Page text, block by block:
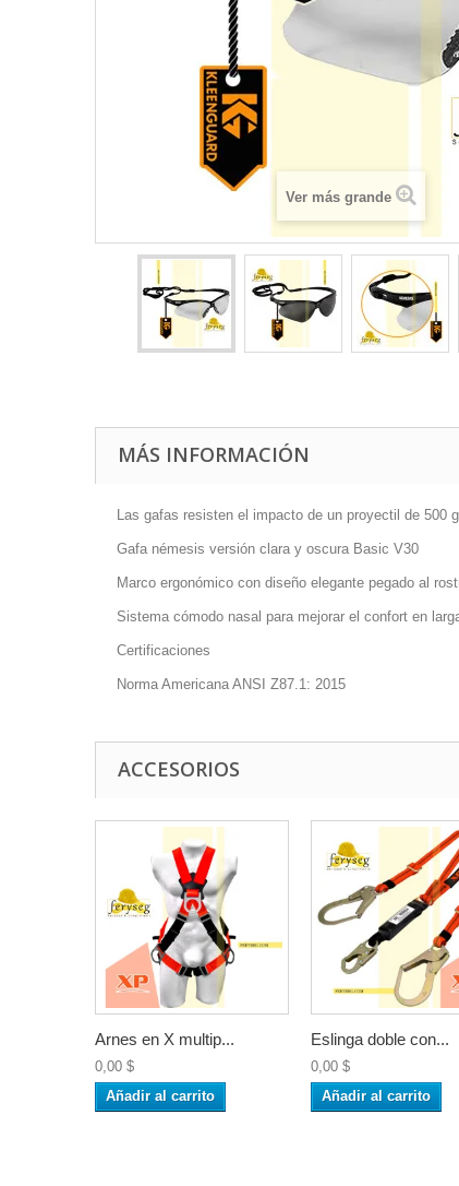
Ver más grande
MÁS INFORMACIÓN
Las gafas resisten el impacto de un proyectil de 500
Gafa némesis versión clara y oscura Basic V30
Marco ergonómico con diseño elegante pegado al
Sistema cómodo nasal para mejorar el confort en
Certificaciones
Norma Americana ANSI Z87.1: 2015
ACCESORIOS
Arnes en X multip...
0,00 $
Añadir al carrito
Eslinga doble con...
0,00 $
Añadir al carrito